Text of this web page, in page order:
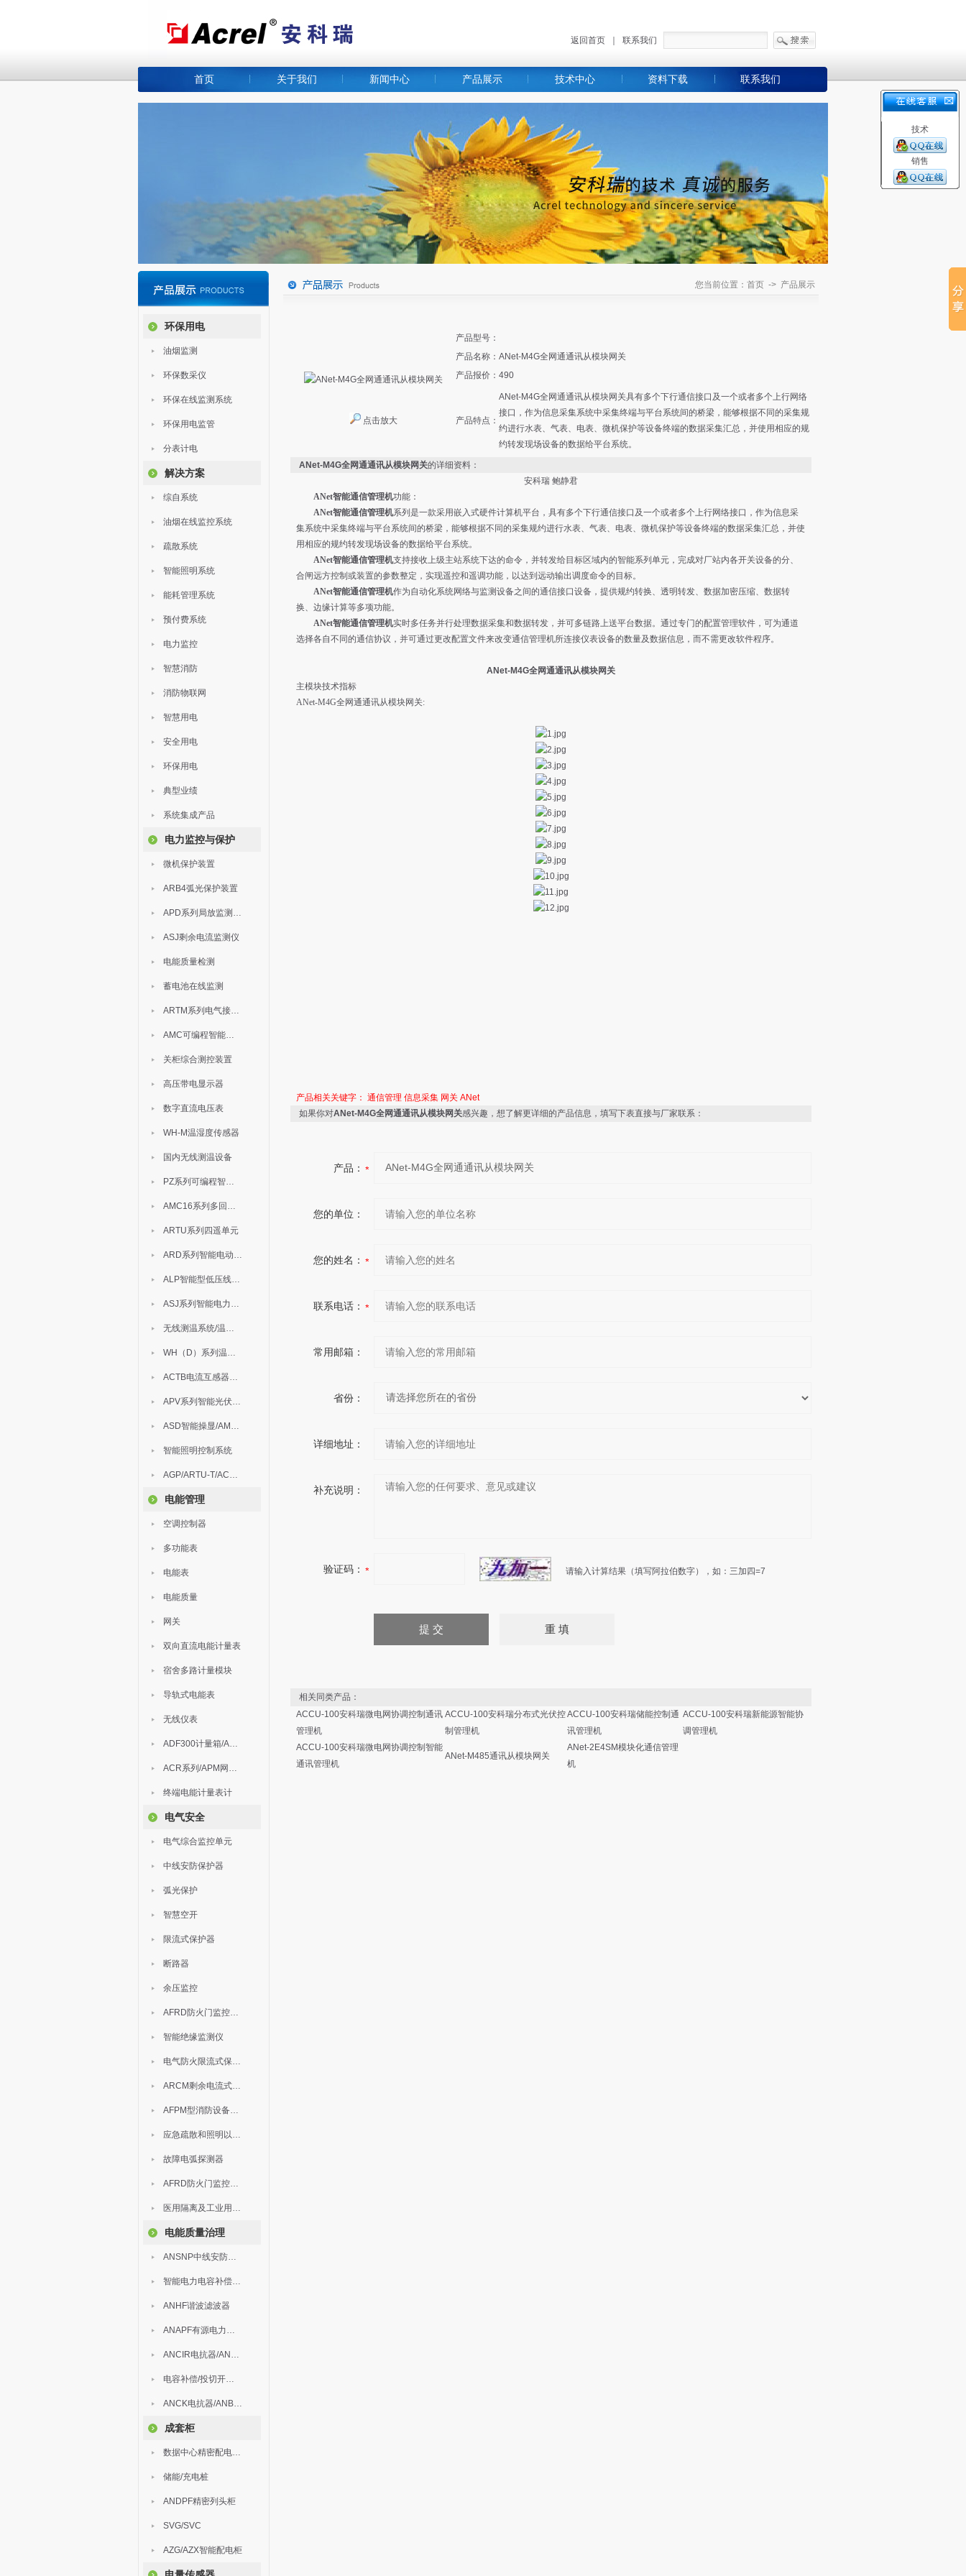
返回首页 联系我们
首页 关于我们 新闻中心 产品展示 技术中心 资料下载 联系我们
环保用电
油烟监测
环保数采仪
环保在线监测系统
环保用电监管
分表计电
解决方案
综自系统
油烟在线监控系统
疏散系统
智能照明系统
能耗管理系统
预付费系统
电力监控
智慧消防
消防物联网
智慧用电
安全用电
环保用电
典型业绩
系统集成产品
电力监控与保护
微机保护装置
ARB4弧光保护装置
APD系列局放监测装置
ASJ剩余电流监测仪
电能质量检测
蓄电池在线监测
ARTM系列电气接点测温装置
AMC可编程智能电测表
关柜综合测控装置
高压带电显示器
数字直流电压表
WH-M温湿度传感器
国内无线测温设备
PZ系列可编程智能表
AMC16系列多回路监控装置
ARTU系列四遥单元
ARD系列智能电动机保护器
ALP智能型低压线路保护装置
ASJ系列智能电力继电器
无线测温系统/温度巡检
WH（D）系列温湿度控制器
ACTB电流互感器过电压保护器
APV系列智能光伏汇流箱
ASD智能操显/AM中压保护
智能照明控制系统
AGP/ARTU-T/ACM/ADDC
电能管理
空调控制器
多功能表
电能表
电能质量
网关
双向直流电能计量表
宿舍多路计量模块
导轨式电能表
无线仪表
ADF300计量箱/AEW无线计量
ACR系列/APM网络电力仪表
终端电能计量表计
电气安全
电气综合监控单元
中线安防保护器
弧光保护
智慧空开
限流式保护器
断路器
余压监控
AFRD防火门监控模块
智能绝缘监测仪
电气防火限流式保护器
ARCM剩余电流式电气火灾监控装置
AFPM型消防设备电源监控系统
应急疏散和照明以及灯具
故障电弧探测器
AFRD防火门监控系统
医用隔离及工业用电绝缘检测
电能质量治理
ANSNP中线安防保护器
智能电力电容补偿装置
ANHF谐波滤波器
ANAPF有源电力滤波器
ANCIR电抗器/ANHPD300谐波保护器
电容补偿/投切开关/ARC
ANCK电抗器/ANBSMJ自愈式低压并联电容器
成套柜
数据中心精密配电监控装置
储能/充电桩
ANDPF精密列头柜
SVG/SVC
AZG/AZX智能配电柜
您当前位置：首页 -> 产品展示
点击放大
产品型号：
产品名称： ANet-M4G全网通通讯从模块网关
产品报价： 490
产品特点：
ANet-M4G全网通通讯从模块网关具有多个下行通信接口及一个或者多个上行网络
接口，作为信息采集系统中采集终端与平台系统间的桥梁，能够根据不同的采集规
约进行水表、气表、电表、微机保护等设备终端的数据采集汇总，并使用相应的规
约转发现场设备的数据给平台系统。
ANet-M4G全网通通讯从模块网关的详细资料：
安科瑞 鲍静君
ANet智能通信管理机功能：
ANet智能通信管理机系列是一款采用嵌入式硬件计算机平台，具有多个下行通信接口及一个或者多个上行网络接口，作为信息采
集系统中采集终端与平台系统间的桥梁，能够根据不同的采集规约进行水表、气表、电表、微机保护等设备终端的数据采集汇总，并使
用相应的规约转发现场设备的数据给平台系统。
ANet智能通信管理机支持接收上级主站系统下达的命令，并转发给目标区域内的智能系列单元，完成对厂站内各开关设备的分、
合闸远方控制或装置的参数整定，实现遥控和遥调功能，以达到远动输出调度命令的目标。
ANet智能通信管理机作为自动化系统网络与监测设备之间的通信接口设备，提供规约转换、透明转发、数据加密压缩、数据转
换、边缘计算等多项功能。
ANet智能通信管理机实时多任务并行处理数据采集和数据转发，并可多链路上送平台数据。通过专门的配置管理软件，可为通道
选择各自不同的通信协议，并可通过更改配置文件来改变通信管理机所连接仪表设备的数量及数据信息，而不需更改软件程序。
ANet-M4G全网通通讯从模块网关
主模块技术指标
ANet-M4G全网通通讯从模块网关:
产品相关关键字： 通信管理 信息采集 网关 ANet
如果你对ANet-M4G全网通通讯从模块网关感兴趣，想了解更详细的产品信息，填写下表直接与厂家联系：
产品：
您的单位：
您的姓名：
联系电话：
常用邮箱：
省份：
详细地址：
补充说明：
验证码： 请输入计算结果（填写阿拉伯数字），如：三加四=7
相关同类产品：
ACCU-100安科瑞微电网协调控制通讯
管理机
ACCU-100安科瑞分布式光伏控
制管理机
ACCU-100安科瑞储能控制通
讯管理机
ACCU-100安科瑞新能源智能协
调管理机
ACCU-100安科瑞微电网协调控制智能
通讯管理机
ANet-M485通讯从模块网关
ANet-2E4SM模块化通信管理
机
技术
销售